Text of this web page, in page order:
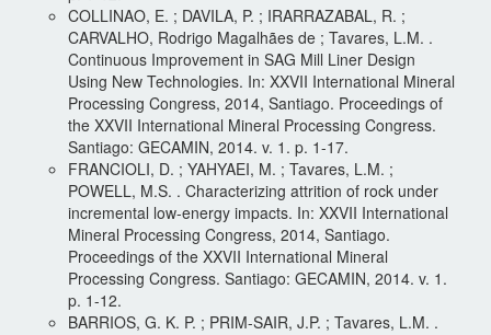
COLLINAO, E. ; DAVILA, P. ; IRARRAZABAL, R. ;
CARVALHO, Rodrigo Magalhães de ; Tavares, L.M. .
Continuous Improvement in SAG Mill Liner Design
Using New Technologies. In: XXVII International Mineral
Processing Congress, 2014, Santiago. Proceedings of
the XXVII International Mineral Processing Congress.
Santiago: GECAMIN, 2014. v. 1. p. 1-17.
FRANCIOLI, D. ; YAHYAEI, M. ; Tavares, L.M. ;
POWELL, M.S. . Characterizing attrition of rock under
incremental low-energy impacts. In: XXVII International
Mineral Processing Congress, 2014, Santiago.
Proceedings of the XXVII International Mineral
Processing Congress. Santiago: GECAMIN, 2014. v. 1.
p. 1-12.
BARRIOS, G. K. P. ; PRIM-SAIR, J.P. ; Tavares, L.M. .